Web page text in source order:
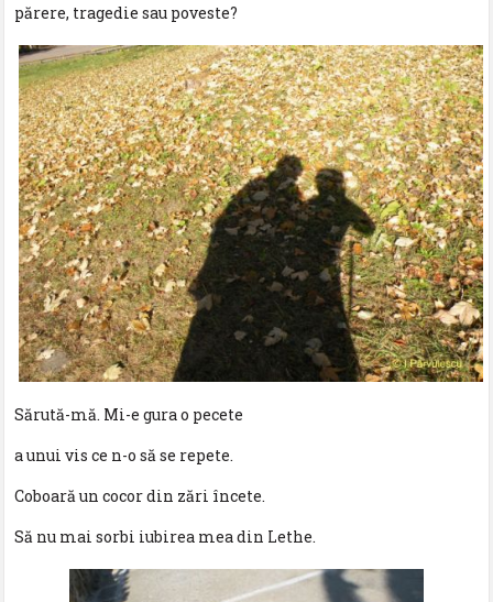
părere, tragedie sau poveste?
Sărută-mă. Mi-e gura o pecete
a unui vis ce n-o să se repete.
Coboară un cocor din zări încete.
Să nu mai sorbi iubirea mea din Lethe.